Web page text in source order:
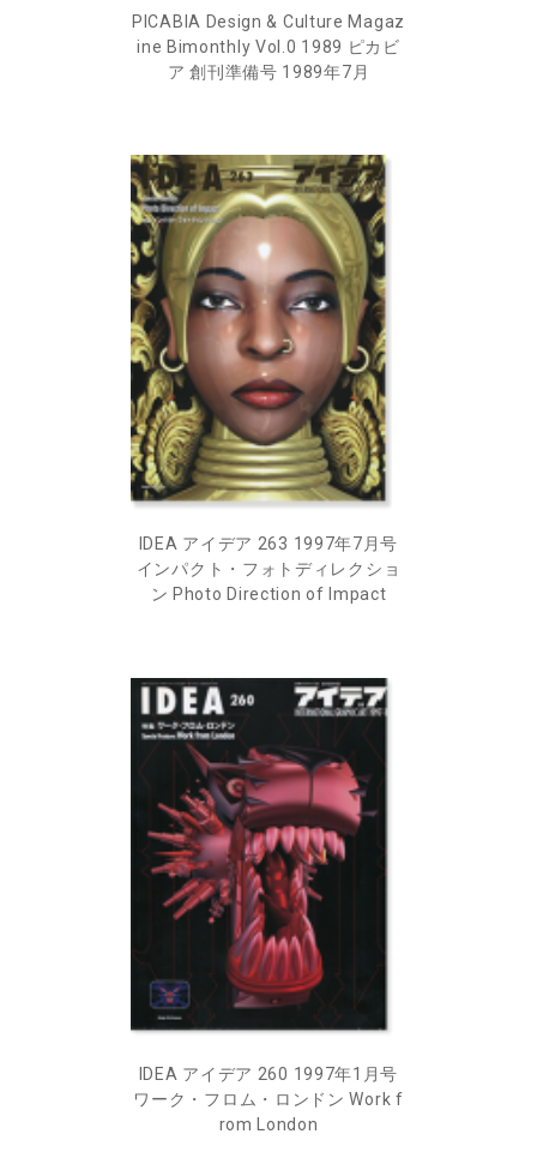
PICABIA Design & Culture Magaz
ine Bimonthly Vol.0 1989 ピカビ
ア 創刊準備号 1989年7月
IDEA アイデア 263 1997年7月号
インパクト・フォトディレクショ
ン Photo Direction of Impact
IDEA アイデア 260 1997年1月号
ワーク・フロム・ロンドン Work f
rom London